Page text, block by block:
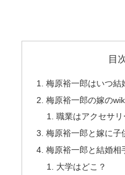
目
梅原裕一郎はいつ結
梅原裕一郎の嫁の
職業はアクセサ
梅原裕一郎と嫁に子
梅原裕一郎と結婚相
大学はどこ？